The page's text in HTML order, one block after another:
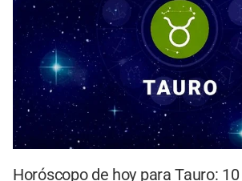
Horóscopo de hoy para Tauro: